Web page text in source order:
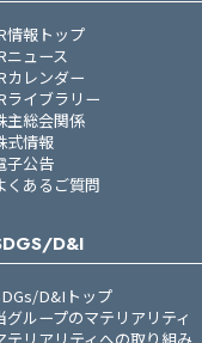
情報トップ
ニュース
カレンダー
ライブラリー
主総会関係
式情報
子公告
くあるご質問
D&I
D&Iトップ
グループのマテリアリティ